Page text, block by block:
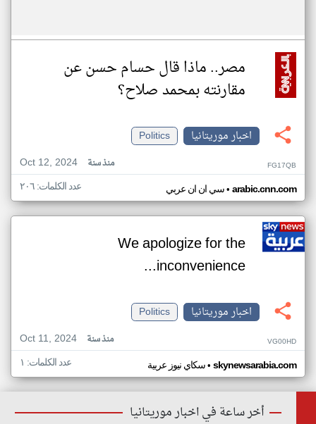
مصر.. ماذا قال حسام حسن عن
مقارنته بمحمد صلاح؟
اخبار موريتانيا
Politics
Oct 12, 2024
منذ سنة FG17QB
سي ان ان عربي• arabic.cnn.com عدد الكلمات: ٢٠٦
We apologize for the
inconvenience...
اخبار موريتانيا
Politics
Oct 11, 2024
منذ سنة VG00HD
سكاي نيوز عربية• skynewsarabia.com عدد الكلمات: ١
أخر ساعة في اخبار موريتانيا